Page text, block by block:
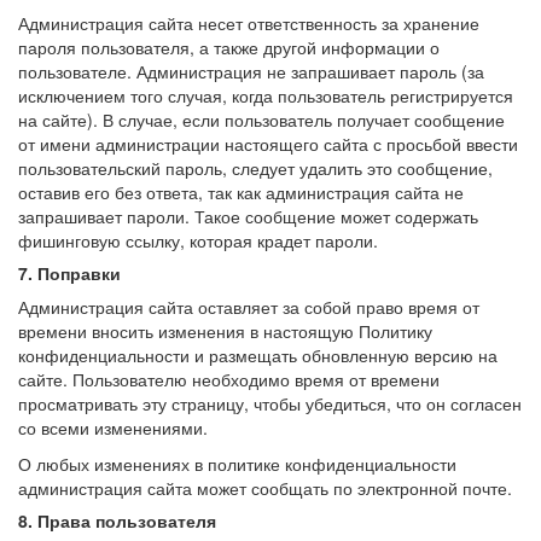
Администрация сайта несет ответственность за хранение
пароля пользователя, а также другой информации о
пользователе. Администрация не запрашивает пароль (за
исключением того случая, когда пользователь регистрируется
на сайте). В случае, если пользователь получает сообщение
от имени администрации настоящего сайта с просьбой ввести
пользовательский пароль, следует удалить это сообщение,
оставив его без ответа, так как администрация сайта не
запрашивает пароли. Такое сообщение может содержать
фишинговую ссылку, которая крадет пароли.
7. Поправки
Администрация сайта оставляет за собой право время от
времени вносить изменения в настоящую Политику
конфиденциальности и размещать обновленную версию на
сайте. Пользователю необходимо время от времени
просматривать эту страницу, чтобы убедиться, что он согласен
со всеми изменениями.
О любых изменениях в политике конфиденциальности
администрация сайта может сообщать по электронной почте.
8. Права пользователя